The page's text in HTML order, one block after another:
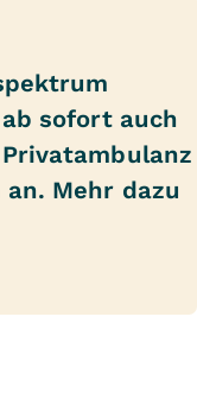
sofort auch
Mehr dazu